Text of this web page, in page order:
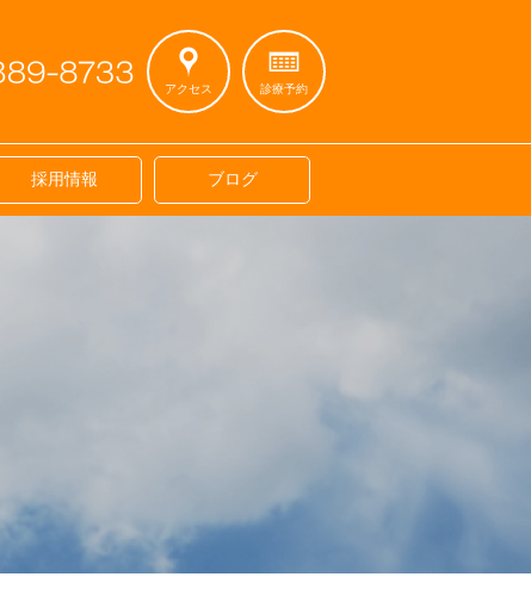
アクセス 診療予約
採用情報 ブログ